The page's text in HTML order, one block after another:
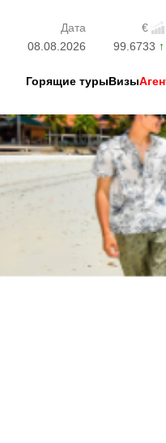
Дата
€
08.08.2026
99.6733
Горящие турыВизы